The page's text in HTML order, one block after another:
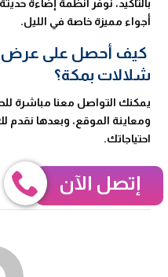
أجواء مميزة خاصة في الليل.
كيف أحصل على
شلالات بمكة؟
يمكنك التواصل معنا مباشرة
ومعاينة الموقع، وبعدها
احتياجاتك.
شركة تصميم شلالات بمكة
إتصل الآن